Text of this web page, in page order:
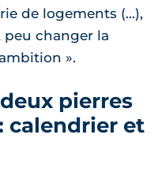
de logements (…),
changer la
».
pierres
calendrier et